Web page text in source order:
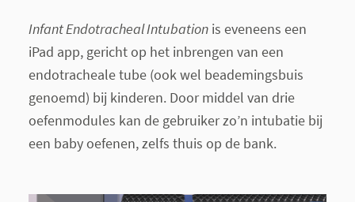
Infant Endotracheal Intubationis eveneens een
iPad app, gericht op het inbrengen van een
endotracheale tube (ook wel beademingsbuis
genoemd) bij kinderen. Door middel van drie
oefenmodules kan de gebruiker zo’n intubatie bij
een baby oefenen, zelfs thuis op de bank.